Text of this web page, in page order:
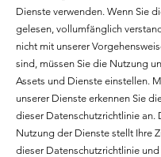
Dienste verwenden. Wenn Sie
gelesen, vollumfänglich
nicht mit unserer
sind, müssen Sie die Nutzung
Assets und Dienste einstellen.
unserer Dienste erkennen Sie
dieser Datenschutzrichtlinie an.
Nutzung der Dienste stellt Ihre
dieser Datenschutzrichtlinie